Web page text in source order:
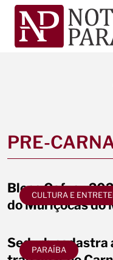
PRE-
CULTURA E
Bloco Cafuçu
do Muriçocas do
PARAÍBA
Sedurb cadastra